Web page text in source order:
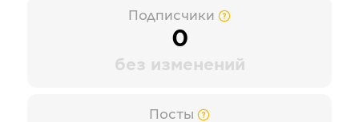
Подписчики
0
без изменений
Посты